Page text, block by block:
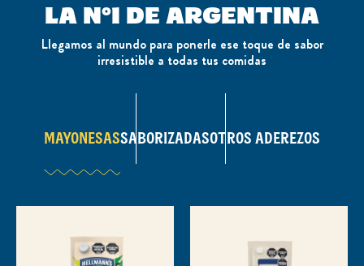
LA N°1 DE ARGENTINA
Llegamos al mundo para ponerle ese toque de sabor
irresistible a todas tus comidas
MAYONESASSABORIZADASOTROS ADEREZOS